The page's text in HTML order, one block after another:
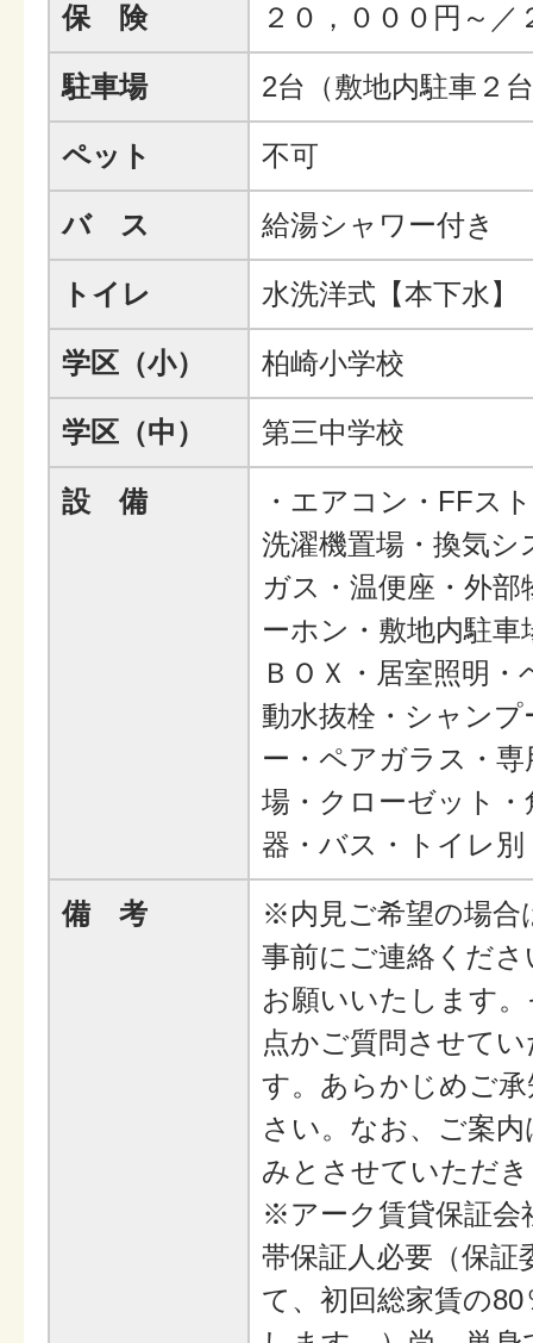
保 険 ２０，０００円～／
駐車場 2台（敷地内駐車２
ペット 不可
バ ス 給湯シャワー付き
トイレ 水洗洋式【本下水】
学区（小） 柏崎小学校
学区（中） 第三中学校
設 備
・エアコン・FFス
洗濯機置場・換気シ
ガス・温便座・外
ーホン・敷地内駐車
ＢＯＸ・居室照明
動水抜栓・シャン
ー・ペアガラス・
場・クローゼット・
器・バス・トイレ別
備 考
※内見ご希望の場合
事前にご連絡くだ
お願いいたします
点かご質問させて
す。あらかじめご
さい。なお、ご案
みとさせていただ
※アーク賃貸保証会
帯保証人必要（保証
て、初回総家賃の